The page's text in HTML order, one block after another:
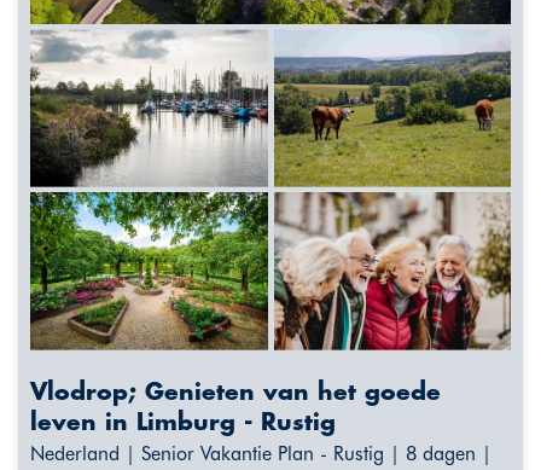
Vlodrop; Genieten van het goede
leven in Limburg - Rustig
Nederland | Senior Vakantie Plan - Rustig | 8 dagen |